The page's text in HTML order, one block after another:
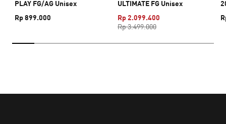
PLAY FG/AG Unisex
Rp 899.000
ULTIMATE FG Unisex
Rp 2.099.400
Rp 3.499.000